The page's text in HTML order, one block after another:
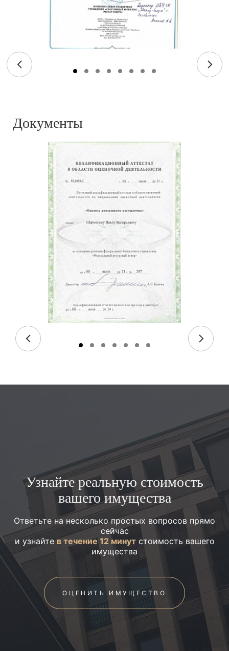
Документы
Узнайте реальную стоимость
вашего имущества
Ответьте на несколько простых вопросов прямо
сейчас
и узнайтев течение 12 минутстоимость вашего
имущества
ОЦЕНИТЬ ИМУЩЕСТВО